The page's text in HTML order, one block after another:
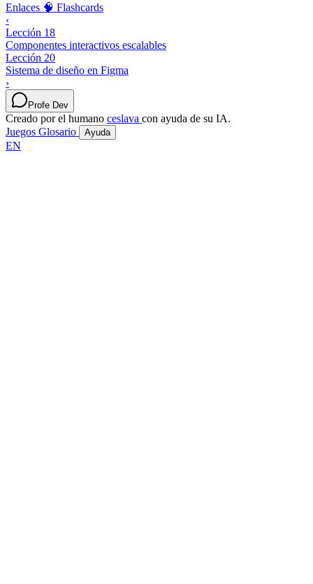
Enlaces 🧠 Flashcards
‹
Lección 18
Componentes interactivos escalables
Lección 20
Sistema de diseño en Figma
›
Profe Dev
Creado por el humano ceslava con ayuda de su IA.
Juegos Glosario Ayuda
EN